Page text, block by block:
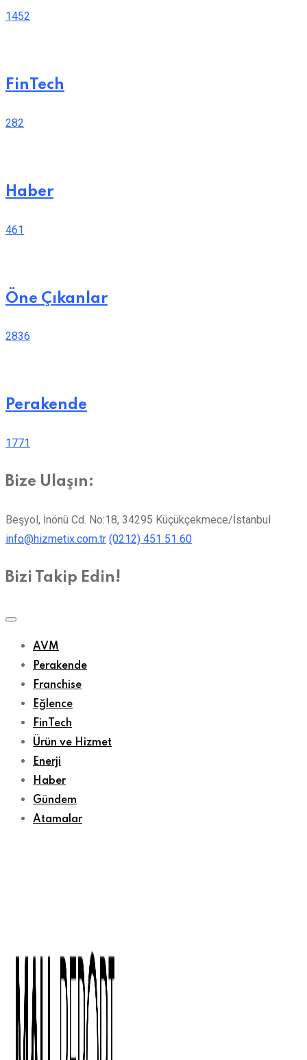
1452
FinTech
282
Haber
461
Öne Çıkanlar
2836
Perakende
1771
Bize Ulaşın:
Beşyol, İnönü Cd. No:18, 34295 Küçükçekmece/İstanbul
info@hizmetix.com.tr (0212) 451 51 60
Bizi Takip Edin!
AVM
Perakende
Franchise
Eğlence
FinTech
Ürün ve Hizmet
Enerji
Haber
Gündem
Atamalar